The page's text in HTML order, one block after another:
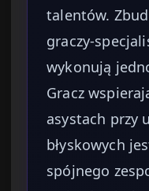
talentów.
graczy-
wykonują
Gracz
asystach przy
błyskowych
spójnego